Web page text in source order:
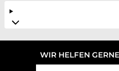
WIR HELFEN